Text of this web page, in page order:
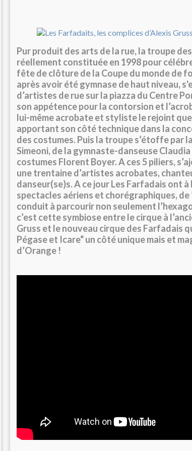
Pur produit des arts de la rue, la troupe
réellement constituée en 1998 pour
fête de clôture de la Coupe du monde de
après avoir été gymnase de haut niveau,
d’artistes de rue sur la piazza du Centre
son appétence pour la contorsion et
lui-même acrobate et styliste le rejoint
apportant son côté technique dans la
des costumes. Puis la troupe s’étoffe par
Simeoni, de la gymnaste-danseuse
costumes Florent Boyer. A ces 5 piliers,
une trentaine d’artistes acrobates,
danseur(se)s. A ce jour Les Farfadais ont
spectacles aériens et chorégraphiques, de
conduit à parcourir non seulement
c’est cette symbiose entre le cirque à
Gruss et le nouveau cirque des Farfadais
Pégase et Icare“ un côté unique mais et
d’Orange !